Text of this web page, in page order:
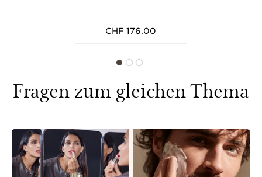
CHF 176.00
Fragen zum gleichen Thema